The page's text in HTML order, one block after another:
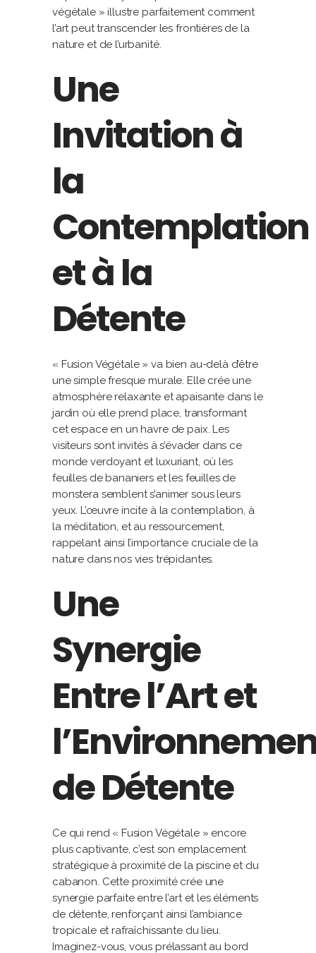
végétale » illustre parfaitement comment
l’art peut transcender les frontières de la
nature et de l’urbanité.
Une
Invitation à
la
Contemplation
et à la
Détente
« Fusion Végétale » va bien au-delà d’être
une simple fresque murale. Elle crée une
atmosphère relaxante et apaisante dans le
jardin où elle prend place, transformant
cet espace en un havre de paix. Les
visiteurs sont invités à s’évader dans ce
monde verdoyant et luxuriant, où les
feuilles de bananiers et les feuilles de
monstera semblent s’animer sous leurs
yeux. L’œuvre incite à la contemplation, à
la méditation, et au ressourcement,
rappelant ainsi l’importance cruciale de la
nature dans nos vies trépidantes.
Une
Synergie
Entre l’Art et
de Détente
Ce qui rend « Fusion Végétale » encore
plus captivante, c’est son emplacement
stratégique à proximité de la piscine et du
cabanon. Cette proximité crée une
synergie parfaite entre l’art et les éléments
de détente, renforçant ainsi l’ambiance
tropicale et rafraîchissante du lieu.
Imaginez-vous, vous prélassant au bord